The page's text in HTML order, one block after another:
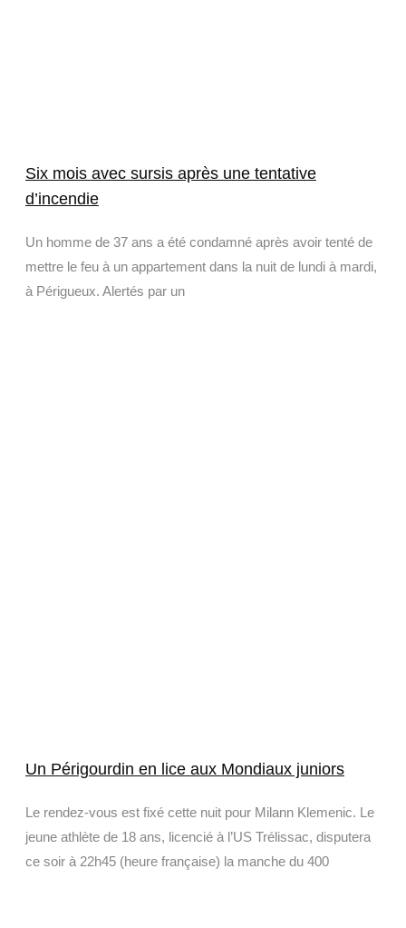
Six mois avec sursis après une tentative
d’incendie
Un homme de 37 ans a été condamné après avoir tenté de
mettre le feu à un appartement dans la nuit de lundi à mardi,
à Périgueux. Alertés par un
Un Périgourdin en lice aux Mondiaux juniors
Le rendez-vous est fixé cette nuit pour Milann Klemenic. Le
jeune athlète de 18 ans, licencié à l’US Trélissac, disputera
ce soir à 22h45 (heure française) la manche du 400